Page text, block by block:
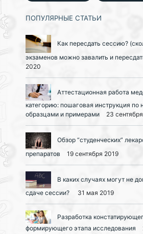
ПОПУЛЯРНЫЕ СТАТЬИ
Как пересдать сессию?
экзаменов можно завалить и
2020
Аттестационная работа
категорию: пошаговая инструкция по
образцами и примерами
23
Обзор “студенческих”
препаратов
19 сентября 2019
В каких случаях могут не
сдаче сессии?
31 мая 2019
Разработка
формирующего этапа исследования